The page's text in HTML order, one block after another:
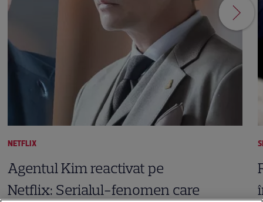
NETFLIX
Agentul Kim reactivat pe
Netflix: Serialul-fenomen care